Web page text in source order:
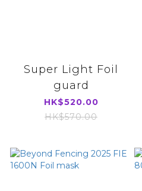
Super Light Foil
guard
HK$520.00
HK$570.00